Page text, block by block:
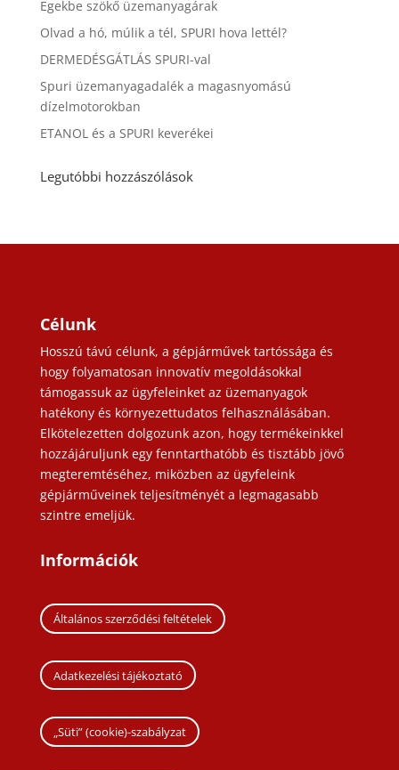
Egekbe szökő üzemanyagárak
Olvad a hó, múlik a tél, SPURI hova lettél?
DERMEDÉSGÁTLÁS SPURI-val
Spuri üzemanyagadalék a magasnyomású
dízelmotorokban
ETANOL és a SPURI keverékei
Legutóbbi hozzászólások
Célunk
Hosszú távú célunk, a gépjárművek tartóssága és
hogy folyamatosan innovatív megoldásokkal
támogassuk az ügyfeleinket az üzemanyagok
hatékony és környezettudatos felhasználásában.
Elkötelezetten dolgozunk azon, hogy termékeinkkel
hozzájáruljunk egy fenntarthatóbb és tisztább jövő
megteremtéséhez, miközben az ügyfeleink
gépjárműveinek teljesítményét a legmagasabb
szintre emeljük.
Információk
Általános szerződési feltételek
Adatkezelési tájékoztató
„Süti” (cookie)-szabályzat